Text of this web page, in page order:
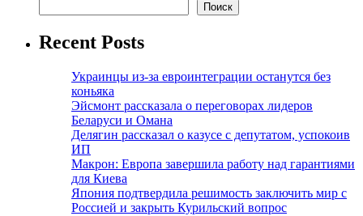
Поиск
Recent Posts
Украинцы из-за евроинтеграции останутся без
коньяка
Эйсмонт рассказала о переговорах лидеров
Беларуси и Омана
Делягин рассказал о казусе с депутатом, успокоив
ИП
Макрон: Европа завершила работу над гарантиями
для Киева
Япония подтвердила решимость заключить мир с
Россией и закрыть Курильский вопрос